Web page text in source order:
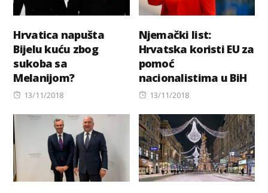
Hrvatica napušta
Bijelu kuću zbog
sukoba sa
Melanijom?
Posted
13/11/2018
Njemački list:
Hrvatska koristi EU za
pomoć
nacionalistima u BiH
Posted
13/11/2018